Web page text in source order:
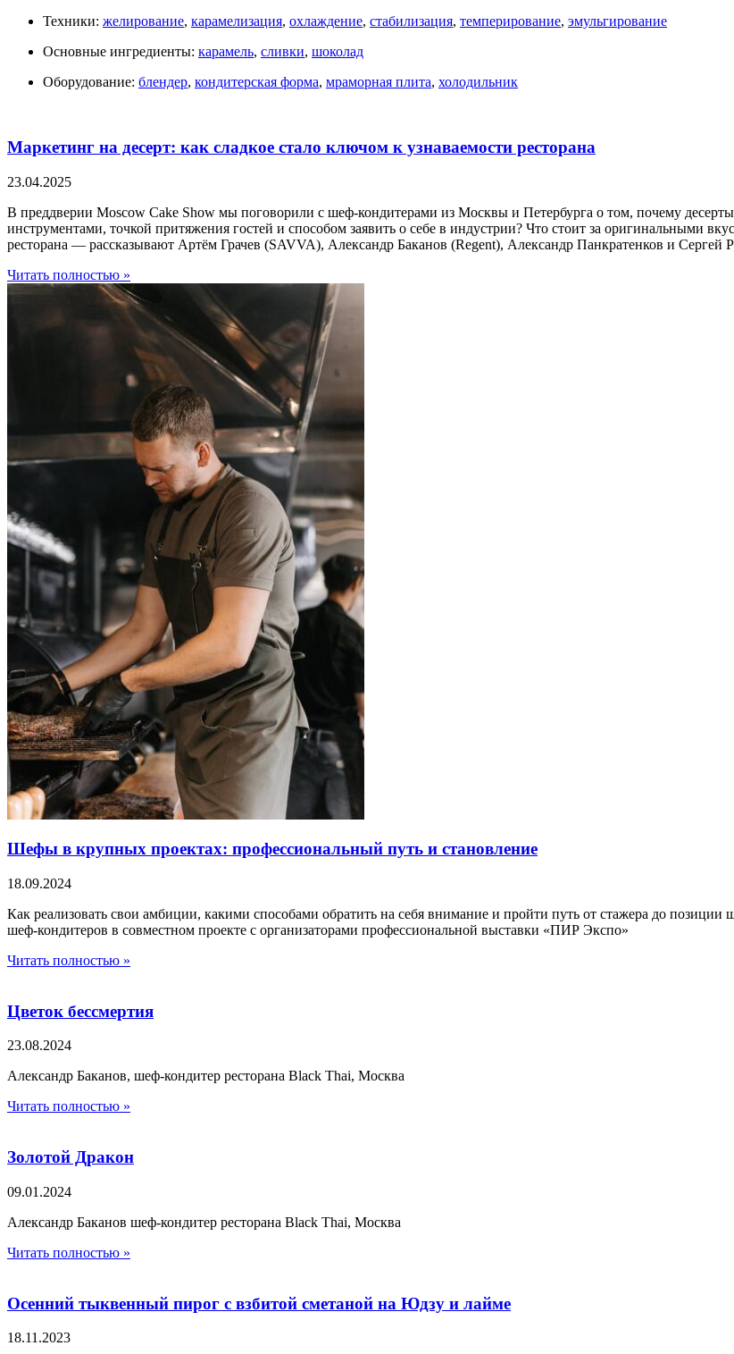
Техники: желирование, карамелизация, охлаждение, стабилизация, темперирование, эмульгирование
Основные ингредиенты: карамель, сливки, шоколад
Оборудование: блендер, кондитерская форма, мраморная плита, холодильник
Маркетинг на десерт: как сладкое стало ключом к узнаваемости ресторана
23.04.2025
В преддверии Moscow Cake Show мы поговорили с шеф-кондитерами из Москвы и Петербурга о том, почему
инструментами, точкой притяжения гостей и способом заявить о себе в индустрии? Что стоит за оригинальными
ресторана — рассказывают Артём Грачев (SAVVA), Александр Баканов (Regent), Александр Панкратенков и Сергей
Читать полностью »
Шефы в крупных проектах: профессиональный путь и становление
18.09.2024
Как реализовать свои амбиции, какими способами обратить на себя внимание и пройти путь от стажера до
шеф-кондитеров в совместном проекте с организаторами профессиональной выставки «ПИР Экспо»
Читать полностью »
Цветок бессмертия
23.08.2024
Александр Баканов, шеф-кондитер ресторана Black Thai, Москва
Читать полностью »
Золотой Дракон
09.01.2024
Александр Баканов шеф-кондитер ресторана Black Thai, Москва
Читать полностью »
Осенний тыквенный пирог с взбитой сметаной на Юдзу и лайме
18.11.2023